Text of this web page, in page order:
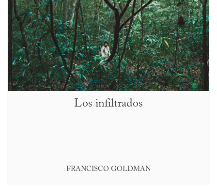
Los infiltrados
FRANCISCO GOLDMAN